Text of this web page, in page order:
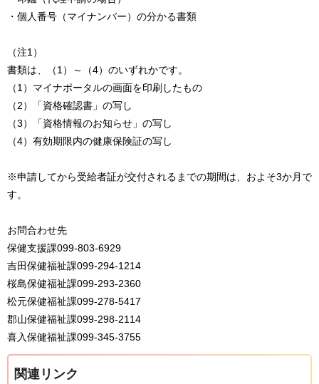
・個人番号（マイナンバー）の分かる書類
（注1）
書類は、（1）～（4）のいずれかです。
（1）マイナポータルの画面を印刷したもの
（2）「資格確認書」の写し
（3）「資格情報のお知らせ」の写し
（4）有効期限内の健康保険証の写し
※申請してから受給者証が交付されるまでの期間は、およそ3か月で
す。
お問合わせ先
保健支援課099-803-6929
吉田保健福祉課099-294-1214
桜島保健福祉課099-293-2360
松元保健福祉課099-278-5417
郡山保健福祉課099-298-2114
喜入保健福祉課099-345-3755
関連リンク